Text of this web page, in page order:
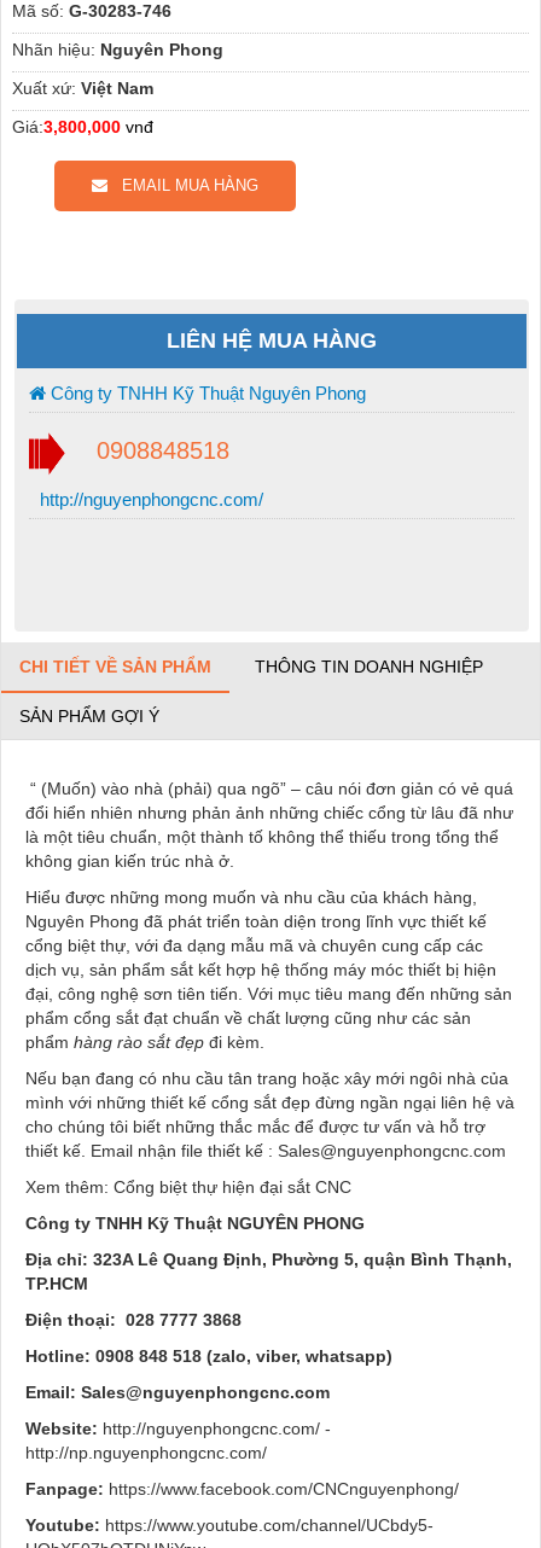
Mã số: G-30283-746
Nhãn hiệu: Nguyên Phong
Xuất xứ: Việt Nam
Giá:3,800,000 vnđ
EMAIL MUA HÀNG
LIÊN HỆ MUA HÀNG
Công ty TNHH Kỹ Thuật Nguyên Phong
0908848518
http://nguyenphongcnc.com/
CHI TIẾT VỀ SẢN PHẨM THÔNG TIN DOANH NGHIỆP
SẢN PHẨM GỢI Ý
“ (Muốn) vào nhà (phải) qua ngõ” – câu nói đơn giản có vẻ quá
đổi hiển nhiên nhưng phản ảnh những chiếc cổng từ lâu đã như
là một tiêu chuẩn, một thành tố không thể thiếu trong tổng thể
không gian kiến trúc nhà ở.
Hiểu được những mong muốn và nhu cầu của khách hàng,
Nguyên Phong đã phát triển toàn diện trong lĩnh vực thiết kế
cổng biệt thự, với đa dạng mẫu mã và chuyên cung cấp các
dịch vụ, sản phẩm sắt kết hợp hệ thống máy móc thiết bị hiện
đại, công nghệ sơn tiên tiến. Với mục tiêu mang đến những sản
phẩm cổng sắt đạt chuẩn về chất lượng cũng như các sản
phẩm hàng rào sắt đẹp đi kèm.
Nếu bạn đang có nhu cầu tân trang hoặc xây mới ngôi nhà của
mình với những thiết kế cổng sắt đẹp đừng ngần ngại liên hệ và
cho chúng tôi biết những thắc mắc để được tư vấn và hỗ trợ
thiết kế. Email nhận file thiết kế : Sales@nguyenphongcnc.com
Xem thêm: Cổng biệt thự hiện đại sắt CNC
Công ty TNHH Kỹ Thuật NGUYÊN PHONG
Địa chỉ: 323A Lê Quang Định, Phường 5, quận Bình Thạnh,
TP.HCM
Điện thoại: 028 7777 3868
Hotline: 0908 848 518 (zalo, viber, whatsapp)
Email: Sales@nguyenphongcnc.com
Website: http://nguyenphongcnc.com/ -
http://np.nguyenphongcnc.com/
Fanpage: https://www.facebook.com/CNCnguyenphong/
Youtube: https://www.youtube.com/channel/UCbdy5-